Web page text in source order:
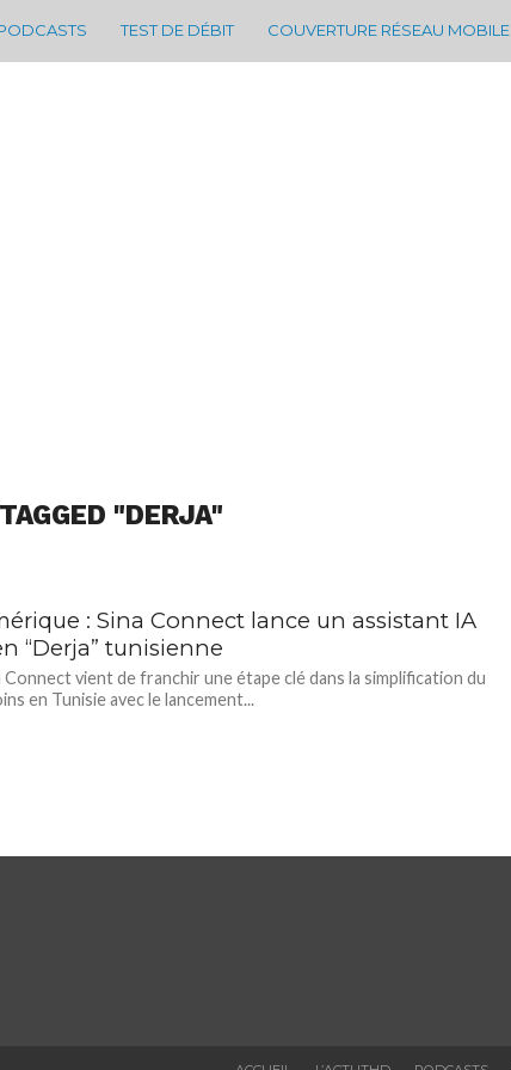
TEST DE DÉBIT COUVERTURE RÉSEAU MOBILE
"DERJA"
: Sina Connect lance un assistant IA
“Derja” tunisienne
Connect vient de franchir une étape clé dans la simplification du
en Tunisie avec le lancement...